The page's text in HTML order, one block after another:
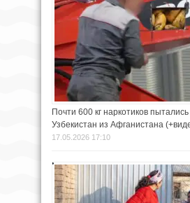
Почти 600 кг наркотиков пытались
Узбекистан из Афганистана
17.05.2026 17:10